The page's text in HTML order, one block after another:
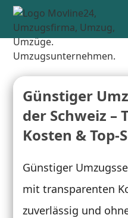
Günstiger
der Schweiz –
Kosten & Top-
Günstiger
mit transparenten
zuverlässig und